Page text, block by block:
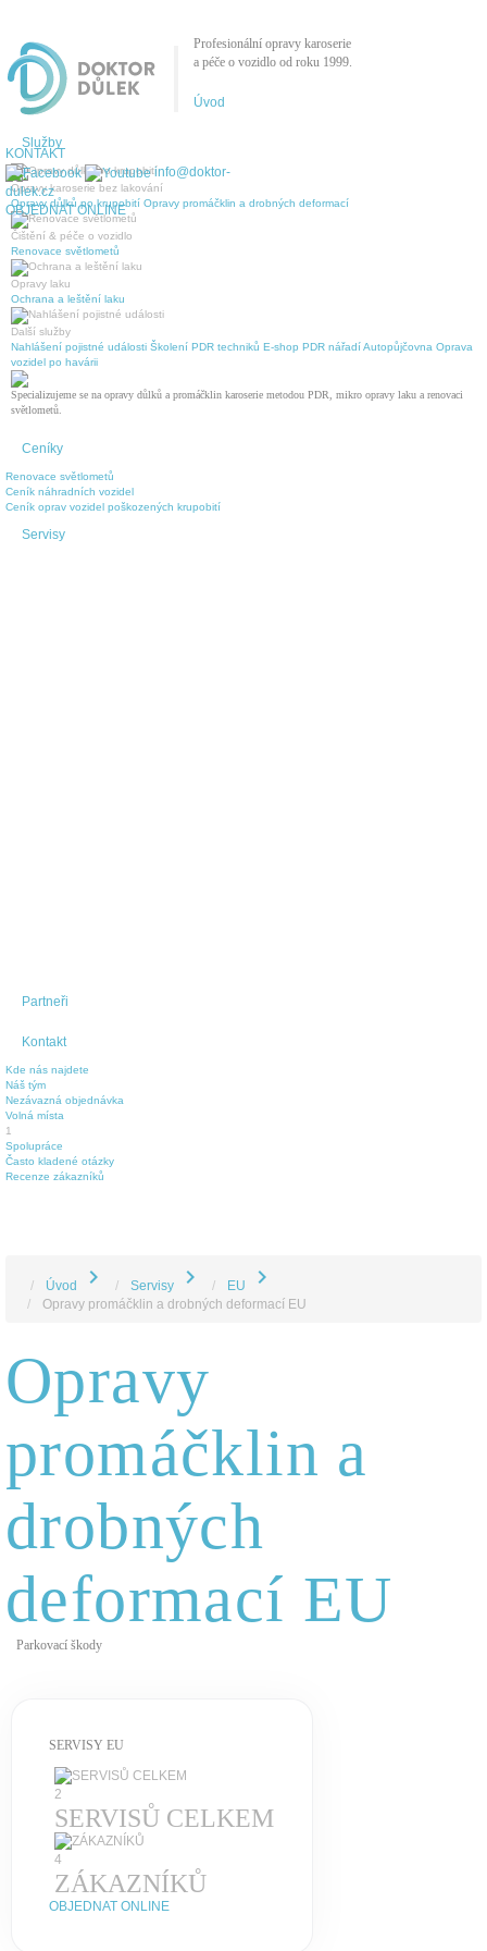
Profesionální opravy karoserie
a péče o vozidlo od roku 1999.
Úvod
Služby
Opravy karoserie bez lakování
Opravy důlků po krupobití Opravy promáčklin a drobných deformací
Čištění & péče o vozidlo
Renovace světlometů
Opravy laku
Ochrana a leštění laku
Další služby
Nahlášení pojistné události Školení PDR techniků E-shop PDR nářadíAutopůjčovna Oprava
vozidel po havárii
Specializujeme se na opravy důlků a promáčklin karoserie metodou PDR, mikro opravy laku a renovaci
světlometů.
Ceníky
Renovace světlometů
Ceník náhradních vozidel
Ceník oprav vozidel poškozených krupobití
Servisy
Partneři
Kontakt
Kde nás najdete
Náš tým
Nezávazná objednávka
Volná místa
1
Spolupráce
Často kladené otázky
Recenze zákazníků
KONTAKT
info@doktor-
dulek.cz
OBJEDNAT ONLINE
Úvod chevron_right Servisy chevron_right EU chevron_right
Opravy promáčklin a drobných deformací EU
Opravy
promáčklin a
drobných
deformací EU
Parkovací škody
SERVISY EU
2
SERVISŮ CELKEM
4
ZÁKAZNÍKŮ
OBJEDNAT ONLINE